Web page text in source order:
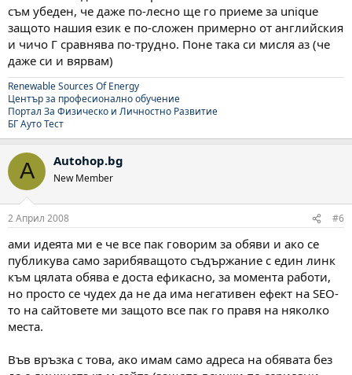
съм убеден, че даже по-лесно ще го приеме за unique
защото нашия език е по-сложен примерно от английския
и чичо Г сравнява по-трудно. Поне така си мисля аз (че
даже си и вярвам)
Renewable Sources Of Energy
Център за професионално обучение
Портал За Физическо и Личностно Развитие
БГ Ауто Тест
A Autohop.bg
New Member
2 Април 2008 #6
ами идеята ми е че все пак говорим за обяви и ако се
публикува само зарибяващото съдържание с един линк
към цялата обява е доста ефикасно, за момента работи,
но просто се чудех да не да има негативен ефект на SEO-
то на сайтовете ми защото все пак го правя на няколко
места.
Във връзка с това, ако имам само адреса на обявата без